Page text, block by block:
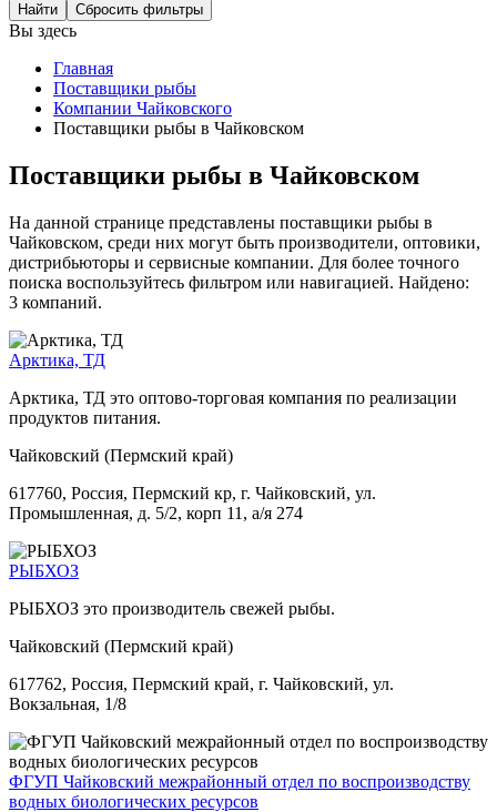
Сбросить фильтры
Вы здесь
Главная
Поставщики рыбы
Компании Чайковского
Поставщики рыбы в Чайковском
Поставщики рыбы в Чайковском
На данной странице представлены поставщики рыбы в
Чайковском, среди них могут быть производители, оптовики,
дистрибьюторы и сервисные компании. Для более точного
поиска воспользуйтесь фильтром или навигацией. Найдено:
3 компаний.
Арктика, ТД
Арктика, ТД это оптово-торговая компания по реализации
продуктов питания.
Чайковский (Пермский край)
617760, Россия, Пермский кр, г. Чайковский, ул.
Промышленная, д. 5/2, корп 11, а/я 274
РЫБХОЗ
РЫБХОЗ это производитель свежей рыбы.
Чайковский (Пермский край)
617762, Россия, Пермский край, г. Чайковский, ул.
Вокзальная, 1/8
ФГУП Чайковский межрайонный отдел по воспроизводству
водных биологических ресурсов